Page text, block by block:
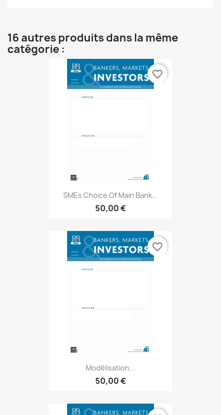
16 autres produits dans la même
catégorie :
SMEs Choice Of Main Bank...
50,00 €
favorite_border
Modélisation...
50,00 €
favorite_border